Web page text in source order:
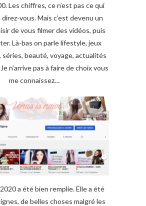
Les chiffres, ce n’est pas ce qui
vous. Mais c’est devenu un
de vous filmer des vidéos, puis
Là-bas on parle lifestyle, jeux
séries, beauté, voyage, actualités
n’arrive pas à faire de choix vous
me connaissez…
a été bien remplie. Elle a été
de belles choses malgré les